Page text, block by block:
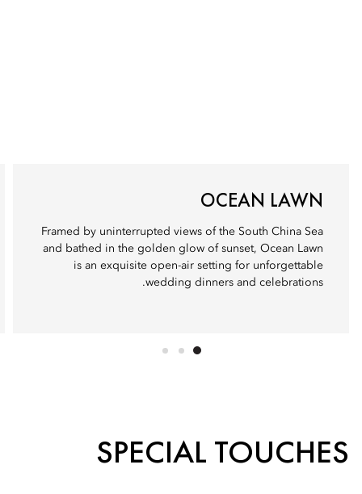
OCEAN LAWN
Framed by uninterrupted views of the South China Sea
and bathed in the golden glow of sunset, Ocean Lawn
is an exquisite open-air setting for unforgettable
wedding dinners and celebrations.
SPECIAL TOUCHES